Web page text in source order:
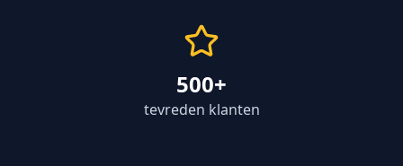
500+
tevreden klanten